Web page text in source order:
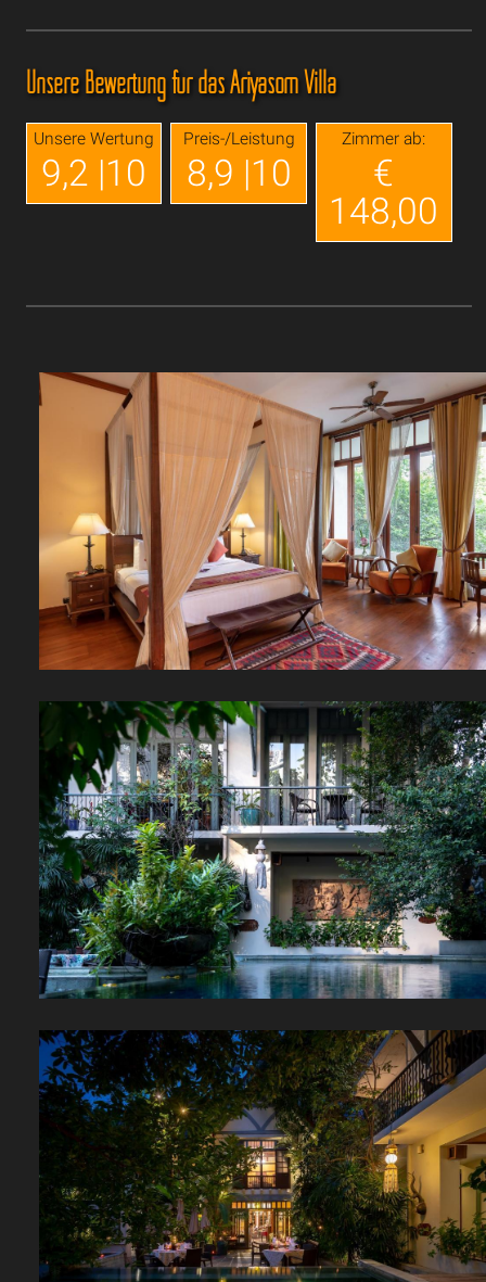
Unsere Bewertung für das Ariyasom Villa
Unsere Wertung
9,2 |10
Preis-/Leistung
8,9 |10
Zimmer ab:
€
148,00